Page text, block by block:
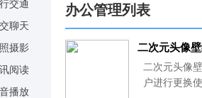
办公管理列表
二次元头像
二次元头像
户进行更换
交通
聊天
摄影
阅读
播放